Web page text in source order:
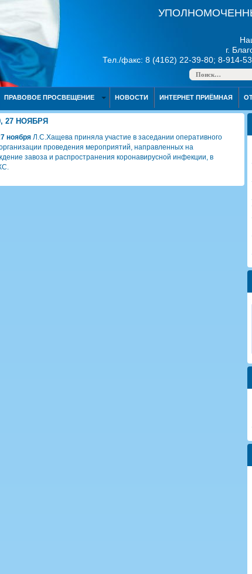
г.
Тел./факс: 8 (4162) 22-39-80; 8-914-
ПРАВОВОЕ ПРОСВЕЩЕНИЕ НОВОСТИ ИНТЕРНЕТ ПРИЁМНАЯ
27 НОЯБРЯ
ноября Л.С.Хащева приняла участие в заседании оперативного
проведения мероприятий, направленных на
завоза и распространения коронавирусной инфекции, в